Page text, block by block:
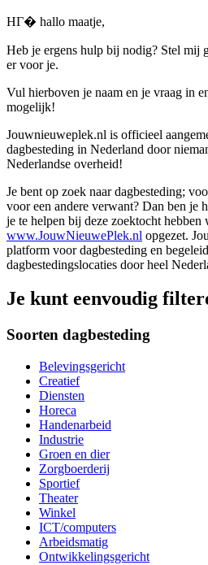
HГ� hallo maatje,
Heb je ergens hulp bij nodig? Stel mij
er voor je.
Vul hierboven je naam en je vraag in
mogelijk!
Jouwnieuweplek.nl is officieel
dagbesteding in Nederland door
Nederlandse overheid!
Je bent op zoek naar dagbesteding;
voor een andere verwant? Dan ben je
je te helpen bij deze zoektocht
www.JouwNieuwePlek.nl opgezet.
platform voor dagbesteding en
dagbestedingslocaties door heel
Je kunt eenvoudig
Soorten dagbesteding
Belevingsgericht
Creatief
Diensten
Horeca
Handenarbeid
Industrie
Groen en dier
Zorgboerderij
Sportief
Theater
Winkel
ICT/computers
Arbeidsmatig
Ontwikkelingsgericht